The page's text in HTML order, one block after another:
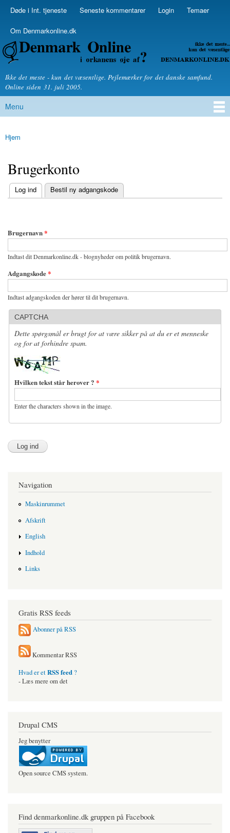
Skip to
Secondary menu
Døde i Int. tjeneste Seneste kommentarer Login Temaer
Om Denmarkonline.dk
Denmarkonline.dk - blognyheder om politik
Ikke det meste - kun det væsentlige. Pejlemærker for det danske samfund.
Online siden 31. juli 2005.
Main menu
Menu
You are here
Hjem
Brugerkonto
Primary tabs
Log ind
(active tab) Bestil ny adgangskode
Brugernavn*
Indtast dit Denmarkonline.dk - blognyheder om politik brugernavn.
Adgangskode*
Indtast adgangskoden der hører til dit brugernavn.
CAPTCHA
Dette spørgsmål er brugt for at være sikker på at du er et menneske
og for at forhindre spam.
Hvilken tekst står herover ? *
Enter the characters shown in the image.
Navigation
Maskinrummet
Afskrift
English
Indhold
Links
Gratis RSS feeds
Abonner på RSS
Kommentar RSS
Hvad er etRSS feed ?
- Læs mere om det
Drupal CMS
Jeg benytter
Open source CMS system.
Find denmarkonline.dk gruppen på Facebook